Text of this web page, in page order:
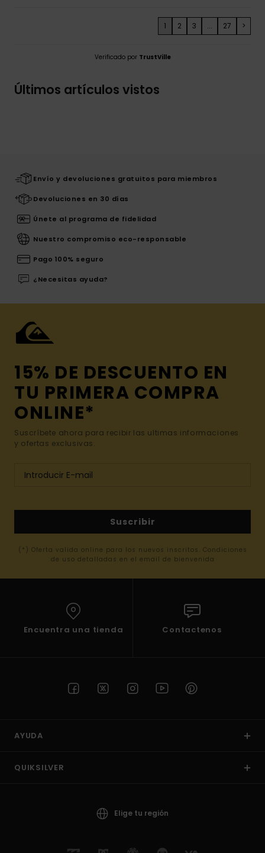
1 2 3 ... 27 >
Verificado por TrustVille
Últimos artículos vistos
Envío y devoluciones gratuitos para miembros
Devoluciones en 30 días
Únete al programa de fidelidad
Nuestro compromiso eco-responsable
Pago 100% seguro
¿Necesitas ayuda?
15% DE DESCUENTO EN
TU PRIMERA COMPRA
ONLINE*
Suscríbete ahora para recibir las ultimas informaciones
y ofertas exclusivas.
Suscribir
(*) Oferta valida online para los nuevos inscritos. Condiciones
de uso detalladas en el email de bienvenida
Encuentra una tienda Contactenos
AYUDA
QUIKSILVER
Elige tu región